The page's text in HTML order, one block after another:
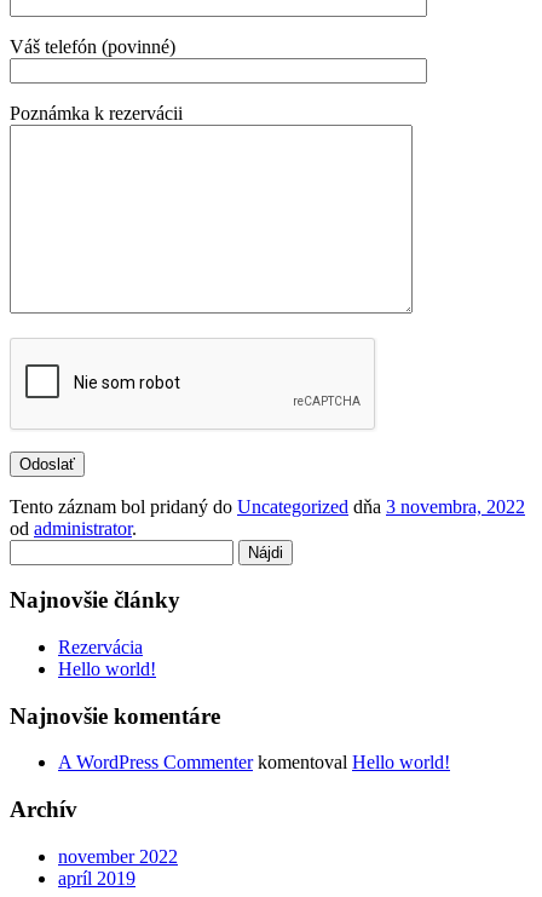
Váš telefón (povinné)
Poznámka k rezervácii
Tento záznam bol pridaný do Uncategorized dňa 3 novembra, 2022
od administrator.
Najnovšie články
Rezervácia
Hello world!
Najnovšie komentáre
A WordPress Commenterkomentoval Hello world!
Archív
november 2022
apríl 2019